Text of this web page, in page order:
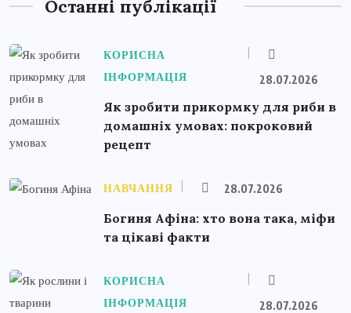
Останні публікації
КОРИСНА
ІНФОРМАЦІЯ
28.07.2026
Як зробити прикормку для риби в
домашніх умовах: покроковий
рецепт
НАВЧАННЯ 28.07.2026
Богиня Афіна: хто вона така, міфи
та цікаві факти
КОРИСНА
ІНФОРМАЦІЯ
28.07.2026